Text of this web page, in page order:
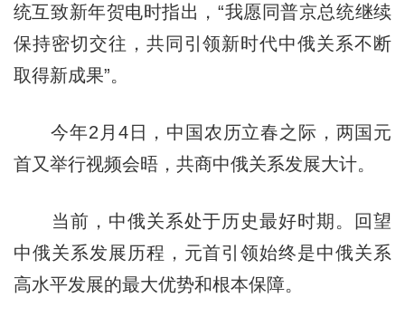
统互致新年贺电时指出，“我愿同普京总统继续
保持密切交往，共同引领新时代中俄关系不断
取得新成果”。
今年2月4日，中国农历立春之际，两国元
首又举行视频会晤，共商中俄关系发展大计。
当前，中俄关系处于历史最好时期。回望
中俄关系发展历程，元首引领始终是中俄关系
高水平发展的最大优势和根本保障。